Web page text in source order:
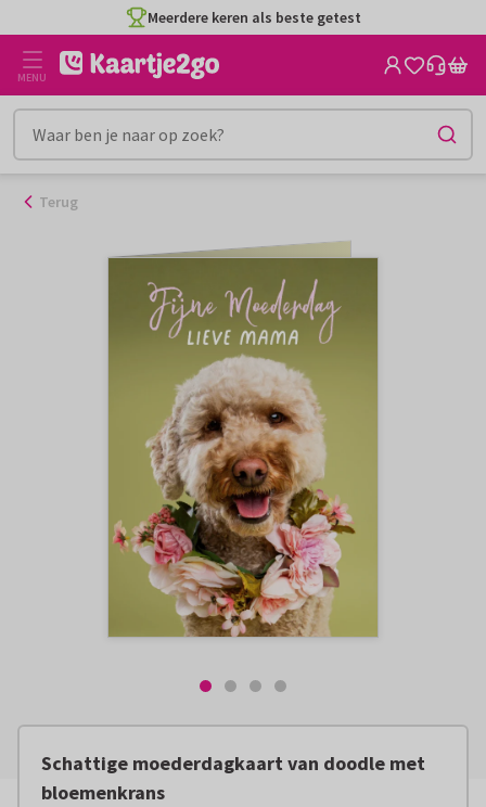
naar
inhoud
Meerdere keren als beste getest
MENU
Terug
Schattige moederdagkaart van doodle met
bloemenkrans